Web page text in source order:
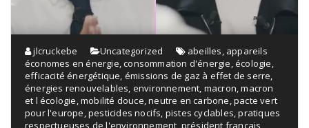
jlcruckebe Uncategorized abeilles, appareils
économes en énergie,consommation d'énergie,écologie,
efficacité énergétique, émissions de gaz à effet de serre,
énergies renouvelables, environnement, macron,macron
et l écologie,mobilité douce,neutre en carbone,pacte vert
pour l'europe,pesticides nocifs, pistes cyclables,pratiques
respectueuses de l'environnement, président français,